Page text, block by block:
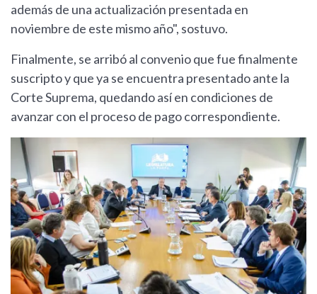
además de una actualización presentada en
noviembre de este mismo año", sostuvo.
Finalmente, se arribó al convenio que fue finalmente
suscripto y que ya se encuentra presentado ante la
Corte Suprema, quedando así en condiciones de
avanzar con el proceso de pago correspondiente.